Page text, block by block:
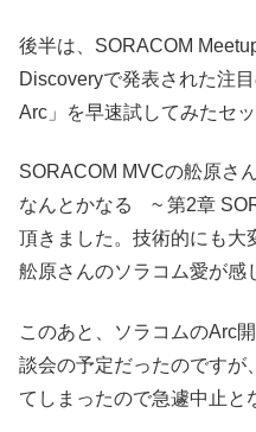
後半は、SORACOM
Discoveryで発表された注
Arc」を早速試してみたセッ
SORACOM MVCの舩原さ
なんとかなる ~ 第2章
頂きました。技術的にも大
舩原さんのソラコム愛が感
このあと、ソラコムのArc
談会の予定だったのですが
てしまったので急遽中止と